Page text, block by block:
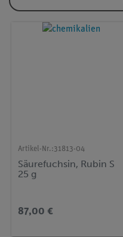
Artikel-Nr.:31813-04
Säurefuchsin, Rubin S
25 g
87,00 €